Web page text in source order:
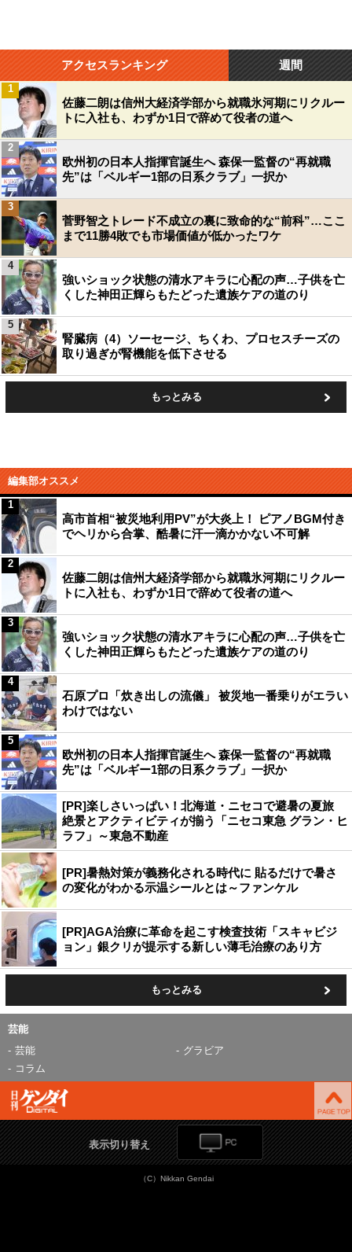
アクセスランキング 週間
佐藤二朗は信州大経済学部から就職氷河期にリクルー
トに入社も、わずか1日で辞めて役者の道へ
1
欧州初の日本人指揮官誕生へ 森保一監督の“再就職
先”は「ベルギー1部の日系クラブ」一択か
2
菅野智之トレード不成立の裏に致命的な“前科”…ここ
まで11勝4敗でも市場価値が低かったワケ
3
強いショック状態の清水アキラに心配の声…子供を亡
くした神田正輝らもたどった遺族ケアの道のり
4
腎臓病（4）ソーセージ、ちくわ、プロセスチーズの
取り過ぎが腎機能を低下させる
5
もっとみる
編集部オススメ
高市首相“被災地利用PV”が大炎上！ ピアノBGM付き
でヘリから合掌、酷暑に汗一滴かかない不可解
1
佐藤二朗は信州大経済学部から就職氷河期にリクルー
トに入社も、わずか1日で辞めて役者の道へ
2
強いショック状態の清水アキラに心配の声…子供を亡
くした神田正輝らもたどった遺族ケアの道のり
3
石原プロ「炊き出しの流儀」 被災地一番乗りがエラい
わけではない
4
欧州初の日本人指揮官誕生へ 森保一監督の“再就職
先”は「ベルギー1部の日系クラブ」一択か
5
[PR]楽しさいっぱい！北海道・ニセコで避暑の夏旅
絶景とアクティビティが揃う「ニセコ東急 グラン・ヒ
ラフ」～東急不動産
[PR]暑熱対策が義務化される時代に 貼るだけで暑さ
の変化がわかる示温シールとは～ファンケル
[PR]AGA治療に革命を起こす検査技術「スキャビジ
ョン」銀クリが提示する新しい薄毛治療のあり方
もっとみる
芸能
芸能
グラビア
コラム
表示切り替え
（C）Nikkan Gendai